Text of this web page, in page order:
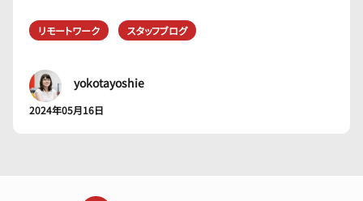
リモートワーク スタッフブログ
yokotayoshie
2024年05月16日